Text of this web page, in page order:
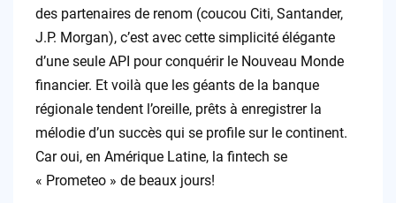
des partenaires de renom (coucou Citi, Santander,
J.P. Morgan), c’est avec cette simplicité élégante
d’une seule API pour conquérir le Nouveau Monde
financier. Et voilà que les géants de la banque
régionale tendent l’oreille, prêts à enregistrer la
mélodie d’un succès qui se profile sur le continent.
Car oui, en Amérique Latine, la fintech se
« Prometeo » de beaux jours!